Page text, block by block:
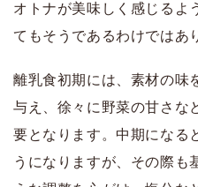
オトナが美味しく感じるよ
てもそうであるわけではあ
離乳食初期には、素材の味
与え、徐々に野菜の甘さな
要となります。中期になる
うになりますが、その際も